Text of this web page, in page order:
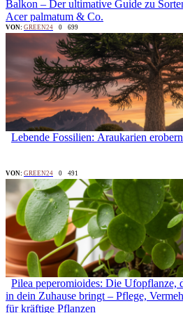
Balkon – Der ultimative Guide zu
Acer palmatum & Co.
VON: GREEN24 0 699
Lebende Fossilien: Araukarien
VON: GREEN24 0 491
Pilea peperomioides: Die Ufopflanze,
in dein Zuhause bringt – Pflege,
für kräftige Pflanzen